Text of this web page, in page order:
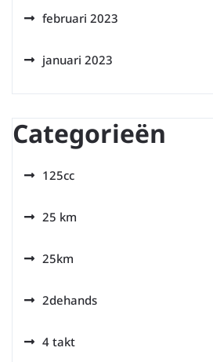
februari 2023
januari 2023
Categorieën
125cc
25 km
25km
2dehands
4 takt